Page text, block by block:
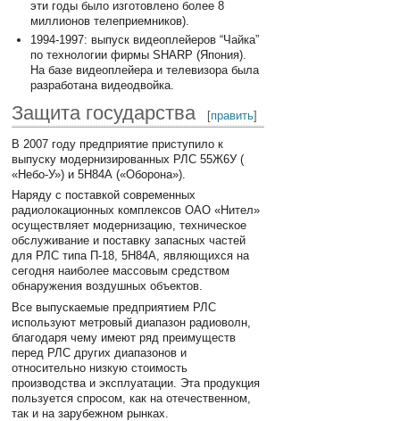
эти годы было изготовлено более 8
миллионов телеприемников).
1994-1997: выпуск видеоплейеров “Чайка”
по технологии фирмы SHARP (Япония).
На базе видеоплейера и телевизора была
разработана видеодвойка.
Защита государства [править]
В 2007 году предприятие приступило к
выпуску модернизированных РЛС 55Ж6У (
«Небо-У») и 5Н84А («Оборона»).
Наряду с поставкой современных
радиолокационных комплексов ОАО «Нител»
осуществляет модернизацию, техническое
обслуживание и поставку запасных частей
для РЛС типа П-18, 5Н84А, являющихся на
сегодня наиболее массовым средством
обнаружения воздушных объектов.
Все выпускаемые предприятием РЛС
используют метровый диапазон радиоволн,
благодаря чему имеют ряд преимуществ
перед РЛС других диапазонов и
относительно низкую стоимость
производства и эксплуатации. Эта продукция
пользуется спросом, как на отечественном,
так и на зарубежном рынках.